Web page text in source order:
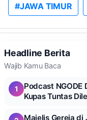
#JAWA TIMUR
Headline Berita
Wajib Kamu Baca
1
Podcast NGODE
Kupas Tuntas
Majelis Gereja